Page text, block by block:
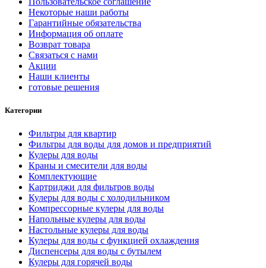
Некоторые наши работы
Гарантийные обязательства
Информация об оплате
Возврат товара
Связаться с нами
Акции
Наши клиенты
готовые решения
Категории
Фильтры для квартир
Фильтры для воды для домов и предприятий
Кулеры для воды
Краны и смесители для воды
Комплектующие
Картриджи для фильтров воды
Кулеры для воды с холодильником
Компрессорные кулеры для воды
Напольные кулеры для воды
Настольные кулеры для воды
Кулеры для воды с функцией охлаждения
Диспенсеры для воды с бутылем
Кулеры для горячей воды